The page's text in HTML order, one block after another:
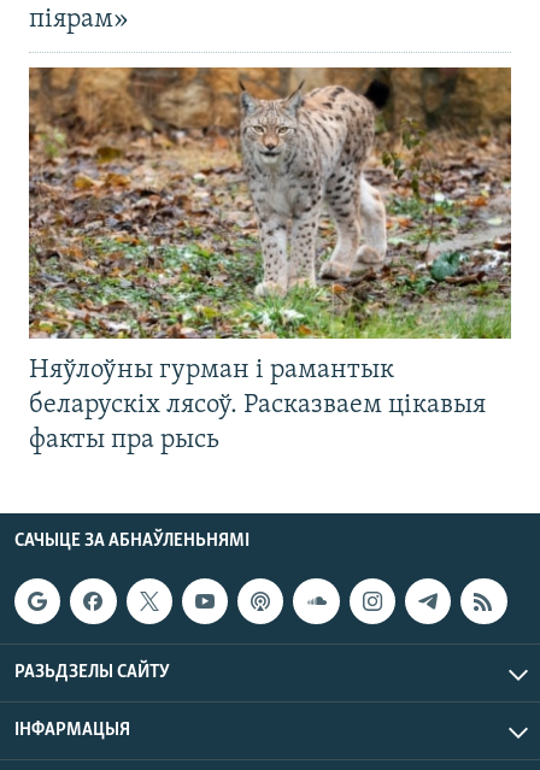
піярам»
Няўлоўны гурман і рамантык
беларускіх лясоў. Расказваем цікавыя
факты пра рысь
САЧЫЦЕ ЗА АБНАЎЛЕНЬНЯМІ
РАЗЬДЗЕЛЫ САЙТУ
ІНФАРМАЦЫЯ